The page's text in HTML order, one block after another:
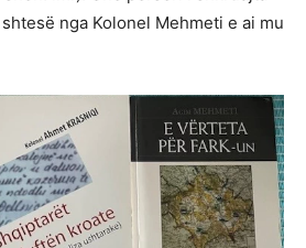
nga Kolonel Mehmeti e ai mu